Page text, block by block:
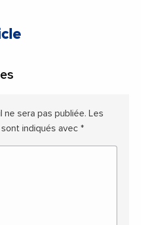
sera pas publiée. Les
indiqués avec *